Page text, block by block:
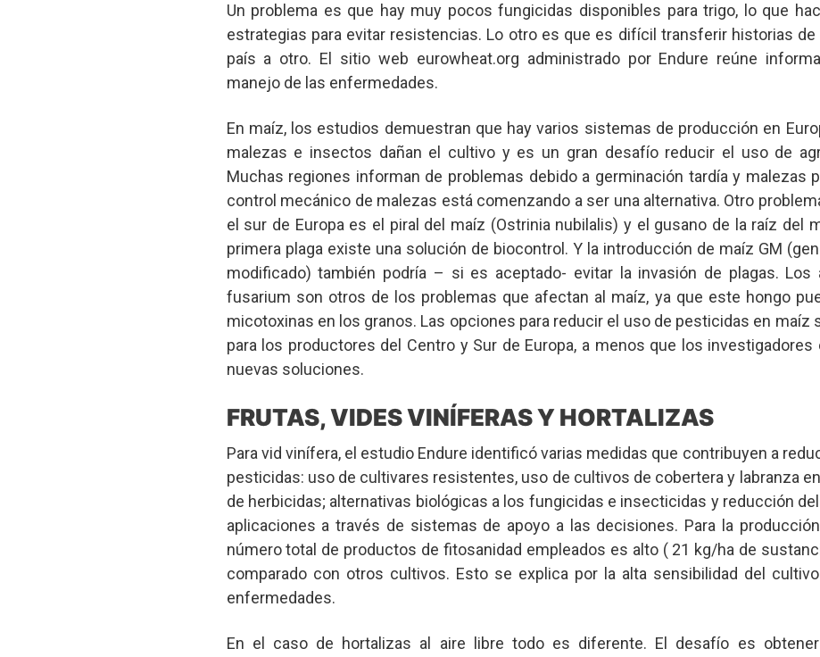
Un problema es que hay muy pocos fungicidas disponibles para trigo, lo que
estrategias para evitar resistencias. Lo otro es que es difícil transferir historias de
país a otro. El sitio web eurowheat.org administrado por Endure reúne
manejo de las enfermedades.
En maíz, los estudios demuestran que hay varios sistemas de producción en
malezas e insectos dañan el cultivo y es un gran desafío reducir el uso de
Muchas regiones informan de problemas debido a germinación tardía y malezas
control mecánico de malezas está comenzando a ser una alternativa. Otro
el sur de Europa es el piral del maíz (Ostrinia nubilalis) y el gusano de la raíz del
primera plaga existe una solución de biocontrol. Y la introducción de maíz GM
modificado) también podría – si es aceptado- evitar la invasión de plagas. Los
fusarium son otros de los problemas que afectan al maíz, ya que este hongo
micotoxinas en los granos. Las opciones para reducir el uso de pesticidas en maíz
para los productores del Centro y Sur de Europa, a menos que los investigadores
nuevas soluciones.
FRUTAS, VIDES VINÍFERAS Y HORTALIZAS
Para vid vinífera, el estudio Endure identificó varias medidas que contribuyen a
pesticidas: uso de cultivares resistentes, uso de cultivos de cobertera y labranza
de herbicidas; alternativas biológicas a los fungicidas e insecticidas y reducción
aplicaciones a través de sistemas de apoyo a las decisiones. Para la
número total de productos de fitosanidad empleados es alto ( 21 kg/ha de
comparado con otros cultivos. Esto se explica por la alta sensibilidad del
enfermedades.
En el caso de hortalizas al aire libre todo es diferente. El desafío es